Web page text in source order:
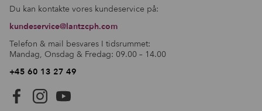
Du kan kontakte vores kundeservice på:
kundeservice@lantzcph.com
Telefon & mail besvares I tidsrummet:
Mandag, Onsdag & Fredag: 09.00 – 14.00
+45 60 13 27 49